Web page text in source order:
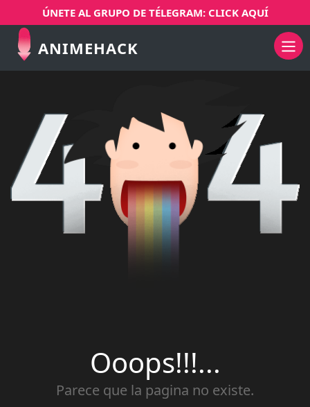
ÚNETE AL GRUPO DE TÉLEGRAM: CLICK AQUÍ
ANIMEHACK
Ooops!!!...
Parece que la pagina no existe.